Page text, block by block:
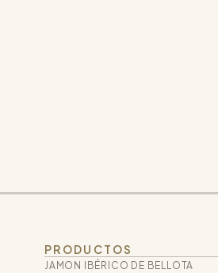
PRODUCTOS
JAMON IBÉRICO DE BELLOTA